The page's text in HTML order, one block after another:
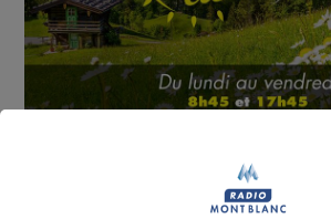
sorties en famille, avec le grand